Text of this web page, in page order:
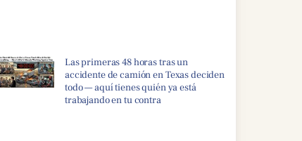
Las primeras 48 horas tras un
accidente de camión en Texas deciden
todo — aquí tienes quién ya está
trabajando en tu contra